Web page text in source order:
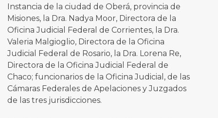
Instancia de la ciudad de Oberá, provincia de
Misiones, la Dra. Nadya Moor, Directora de la
Oficina Judicial Federal de Corrientes, la Dra.
Valeria Malgioglio, Directora de la Oficina
Judicial Federal de Rosario, la Dra. Lorena Re,
Directora de la Oficina Judicial Federal de
Chaco; funcionarios de la Oficina Judicial, de las
Cámaras Federales de Apelaciones y Juzgados
de las tres jurisdicciones.